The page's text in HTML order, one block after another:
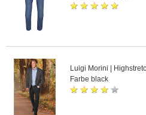
Luigi Morini |
Farbe black